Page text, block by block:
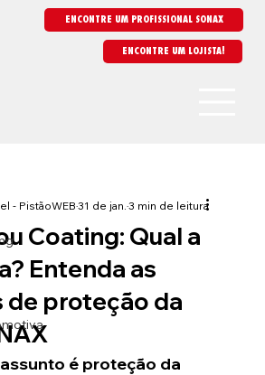
ENCONTRE UM PROFISSIONAL SONAX
ENCONTRE UM LOJISTA!
Coating: Qual a
Entenda as
de proteção da
- PistãoWEB31 de jan. 3 min de leitura
é proteção da